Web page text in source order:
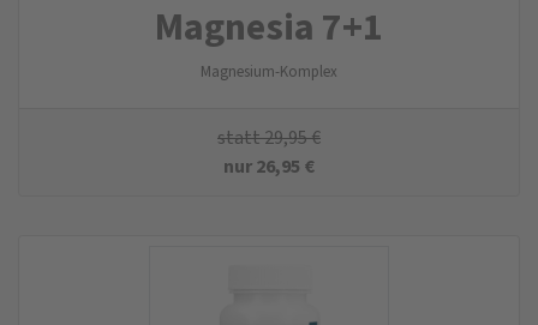
Magnesia 7+1
Magnesium-Komplex
statt29,95€
nur26,95 €